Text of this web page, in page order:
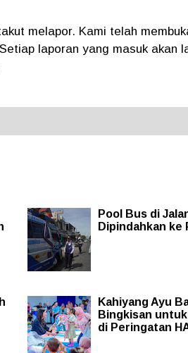
melapor. Kami telah
laporan yang masuk akan
Pool Bus di
Dipindahkan ke
Kahiyang Ayu
Bingkisan
di Peringatan